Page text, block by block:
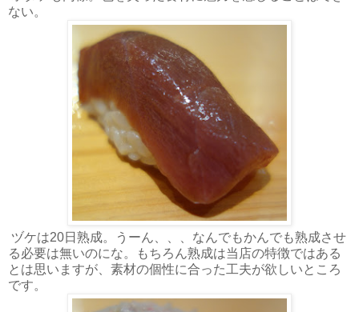
ない。
ヅケは20日熟成。うーん、、、なんでもかんでも熟成させ
る必要は無いのにな。もちろん熟成は当店の特徴ではある
とは思いますが、素材の個性に合った工夫が欲しいところ
です。